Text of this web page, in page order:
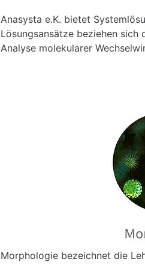
Anasysta e.K. bietet
Lösungsansätze beziehen
Analyse molekularer
Morphologie bezeichnet die